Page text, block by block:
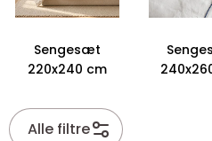
Sengesæt
220x240 cm
Alle filtre